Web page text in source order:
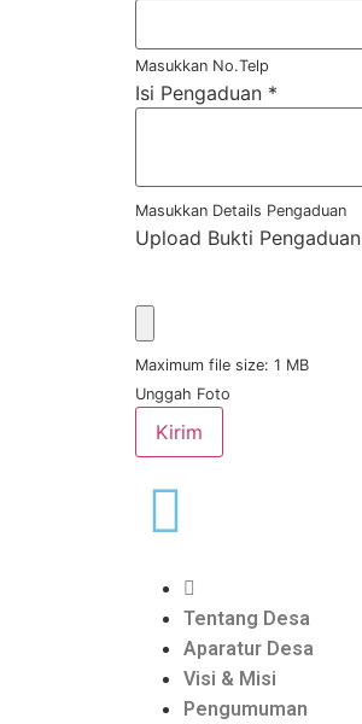
Masukkan No.Telp
Isi Pengaduan *
Masukkan Details Pengaduan
Upload Bukti Pengaduan
Maximum file size: 1 MB
Unggah Foto
Kirim
Tentang Desa
Aparatur Desa
Visi & Misi
Pengumuman